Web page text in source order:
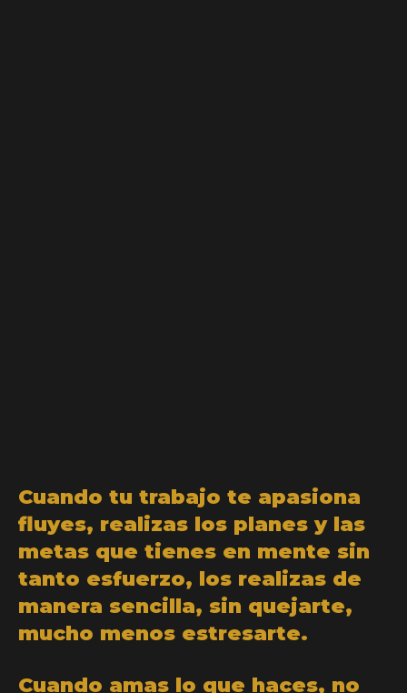
Cuando tu trabajo te apasiona
fluyes, realizas los planes y las
metas que tienes en mente sin
tanto esfuerzo, los realizas de
manera sencilla, sin quejarte,
mucho menos estresarte.
Cuando amas lo que haces, no